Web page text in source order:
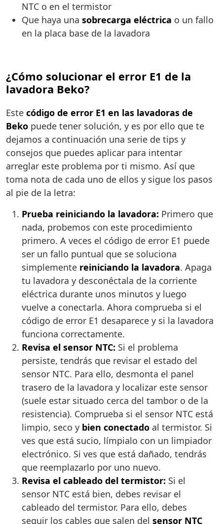
NTC o en el termistor
Que haya una sobrecarga eléctrica o un fallo
en la placa base de la lavadora
¿Cómo solucionar el error E1 de la
lavadora Beko?
Este código de error E1 en las lavadoras de
Beko puede tener solución, y es por ello que te
dejamos a continuación una serie de tips y
consejos que puedes aplicar para intentar
arreglar este problema por ti mismo. Así que
toma nota de cada uno de ellos y sigue los pasos
al pie de la letra:
Prueba reiniciando la lavadora: Primero que
nada, probemos con este procedimiento
primero. A veces el código de error E1 puede
ser un fallo puntual que se soluciona
simplemente reiniciando la lavadora. Apaga
tu lavadora y desconéctala de la corriente
eléctrica durante unos minutos y luego
vuelve a conectarla. Ahora comprueba si el
código de error E1 desaparece y si la lavadora
funciona correctamente.
Revisa el sensor NTC: Si el problema
persiste, tendrás que revisar el estado del
sensor NTC. Para ello, desmonta el panel
trasero de la lavadora y localizar este sensor
(suele estar situado cerca del tambor o de la
resistencia). Comprueba si el sensor NTC está
limpio, seco y bien conectado al termistor. Si
ves que está sucio, límpialo con un limpiador
electrónico. Si ves que está dañado, tendrás
que reemplazarlo por uno nuevo.
Revisa el cableado del termistor: Si el
sensor NTC está bien, debes revisar el
cableado del termistor. Para ello, debes
seguir los cables que salen del sensor NTC